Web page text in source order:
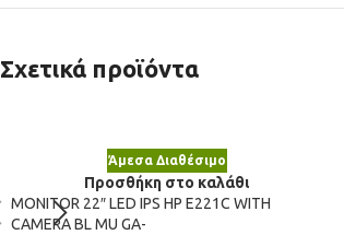
Σχετικά προϊόντα
Άμεσα Διαθέσιμο
Προσθήκη στο καλάθι
MONITOR 22″ LED IPS HP E221C WITH
CAMERA BL MU GA-